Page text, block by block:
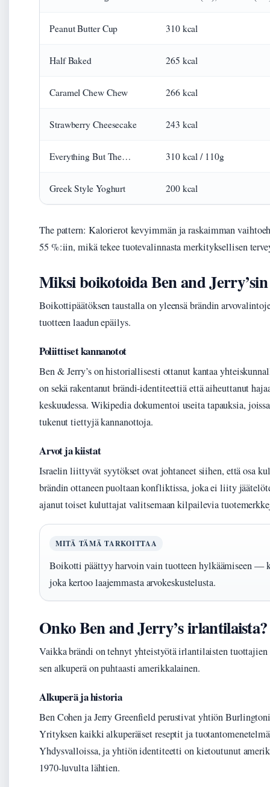
Peanut Butter Cup 310 kcal
Half Baked 265 kcal
Caramel Chew Chew 266 kcal
Strawberry Cheesecake 243 kcal
Everything But The… 310 kcal / 110g
Greek Style Yoghurt 200 kcal
The pattern: Kalorierot kevyimmän ja raskaimman
55 %:iin, mikä tekee tuotevalinnasta merkityksellisen
Miksi boikotoida Ben and
Boikottipäätöksen taustalla on yleensä brändin
tuotteen laadun epäilys.
Poliittiset kannanotot
Ben & Jerry’s on historiallisesti ottanut kantaa
on sekä rakentanut brändi-identiteettiä että aiheuttanut
keskuudessa. Wikipedia dokumentoi useita tapauksia,
tukenut tiettyjä kannanottoja.
Arvot ja kiistat
Israelin liittyvät syytökset ovat johtaneet siihen, että osa
brändin ottaneen puoltaan konfliktissa, joka ei liity
ajanut toiset kuluttajat valitsemaan kilpailevia
MITÄ TÄMÄ TARKOITTAA
Boikotti päättyy harvoin vain tuotteen hylkäämiseen —
joka kertoo laajemmasta arvokeskustelusta.
Onko Ben and Jerry’s irlantilaista?
Vaikka brändi on tehnyt yhteistyötä irlantilaisten tuottajien
sen alkuperä on puhtaasti amerikkalainen.
Alkuperä ja historia
Ben Cohen ja Jerry Greenfield perustivat yhtiön
Yrityksen kaikki alkuperäiset reseptit ja
Yhdysvalloissa, ja yhtiön identiteetti on kietoutunut
1970-luvulta lähtien.